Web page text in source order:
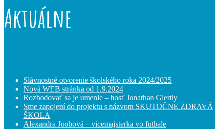
Aktuálne
Slávnostné otvorenie školského roka 2024/2025
Nová WEB stránka od 1.9.2024
Rozhodovať sa je umenie – hosť Jonathan Giertly
Sme zapojení do projektu s názvom SKUTOČNE ZDRAVÁ
ŠKOLA
Alexandra Joobová – vicemajsterka vo futbale